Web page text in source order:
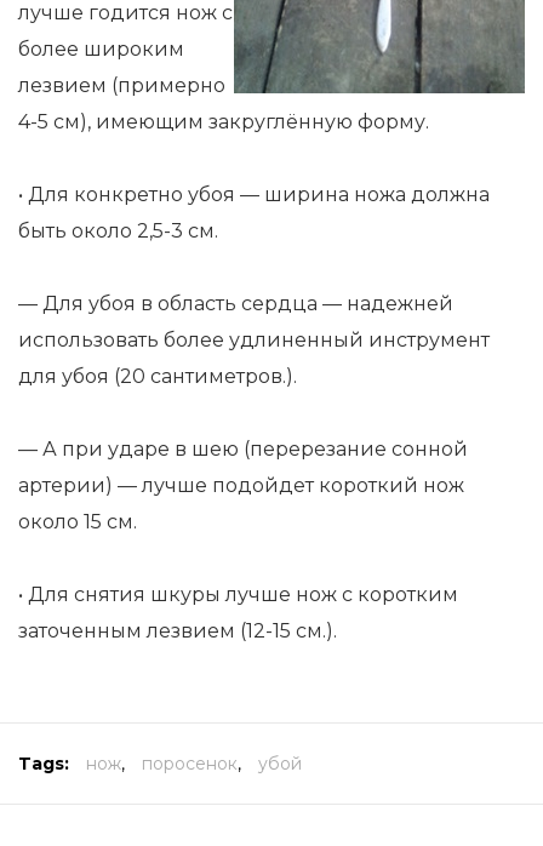
лучше годится нож с
более широким
лезвием (примерно
4-5 см), имеющим закруглённую форму.
• Для конкретно убоя — ширина ножа должна
быть около 2,5-3 см.
— Для убоя в область сердца — надежней
использовать более удлиненный инструмент
для убоя (20 сантиметров.).
— А при ударе в шею (перерезание сонной
артерии) — лучше подойдет короткий нож
около 15 см.
• Для снятия шкуры лучше нож с коротким
заточенным лезвием (12-15 см.).
Tags: нож, поросенок, убой